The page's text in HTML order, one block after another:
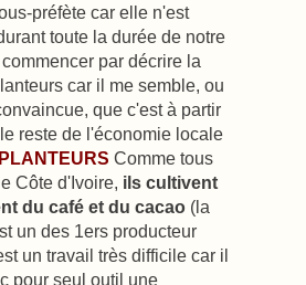
préfète car elle n'est
toute la durée de notre
par décrire la
car il me semble, ou
que c'est à partir
reste de l'économie locale
Comme tous
Côte d'Ivoire, ils cultivent
du café et du cacao (la
un des 1ers producteur
un travail très difficile car il
pour seul outil une